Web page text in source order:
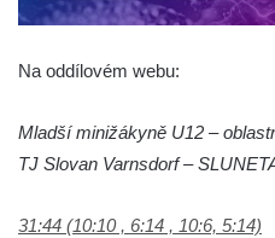
Na oddílovém webu:
Mladší minižákyně U12 –
TJ Slovan Varnsdorf –
31:44 (10:10 , 6:14 , 10:6, 5:14)